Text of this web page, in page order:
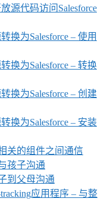
源代码访问Salesforce
换为Salesforce – 使用
换为Salesforce – 转换
换为Salesforce – 创建
换为Salesforce – 安装
关的组件之间通信
孩子沟通
到父母沟通
应用程序 – 与整